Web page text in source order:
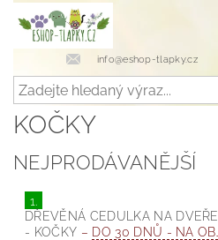
info@eshop-tlapky.cz
KOČKY
NEJPRODÁVANĚJŠÍ
1.
DŘEVĚNÁ CEDULKA NA
- KOČKY – DO 30 DNŮ - NA